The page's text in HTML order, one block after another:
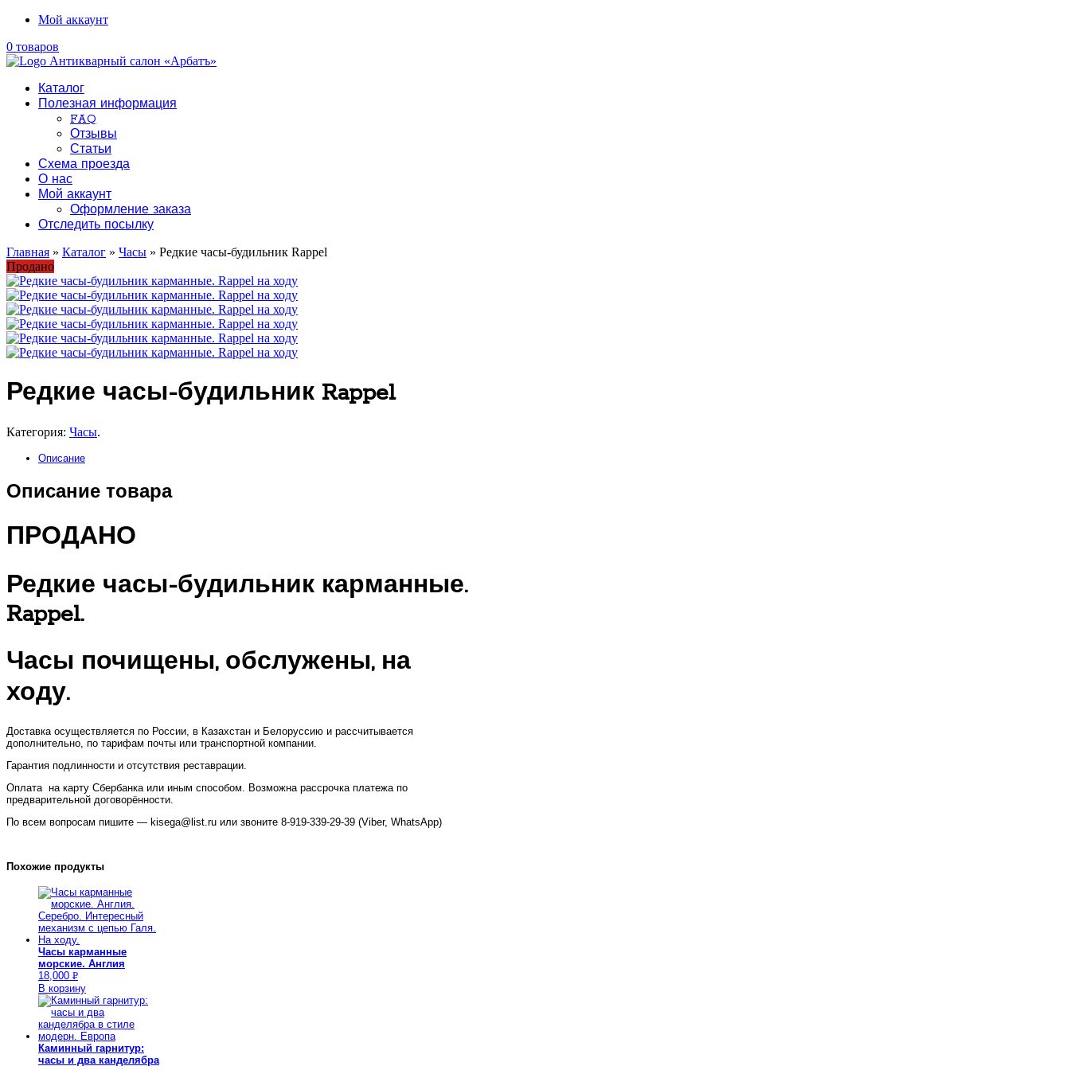
Мой аккаунт
0 товаров
Каталог
Полезная информация
FAQ
Отзывы
Статьи
Схема проезда
О нас
Мой аккаунт
Оформление заказа
Отследить посылку
Главная » Каталог » Часы » Редкие часы-будильник Rappel
Продано
Редкие часы-будильник Rappel
Категория: Часы.
Описание
Описание товара
ПРОДАНО
Редкие часы-будильник карманные.
Rappel.
Часы почищены, обслужены, на
ходу.
Доставка осуществляется по России, в Казахстан и Белоруссию и рассчитывается
дополнительно, по тарифам почты или транспортной компании.
Гарантия подлинности и отсутствия реставрации.
Оплата на карту Сбербанка или иным способом. Возможна рассрочка платежа по
предварительной договорённости.
По всем вопросам пишите — kisega@list.ru или звоните 8-919-339-29-39 (Viber, WhatsApp)
Похожие продукты
Часы карманные
морские. Англия
18,000 Р
УБ.
В корзину
Каминный гарнитур:
часы и два канделябра